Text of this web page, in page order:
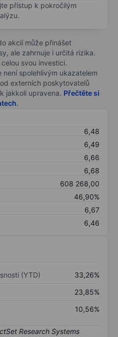
přístup k pokročilým
akcií může přinášet
ale zahrnuje i určitá rizika.
svou investici.
spolehlivým ukazatelem
externích poskytovatelů
jakkoli upravena. Přečtěte si
.
6,48
6,49
6,66
6,68
608 268,00
46,90%
6,67
6,46
(YTD)
33,26%
23,85%
10,56%